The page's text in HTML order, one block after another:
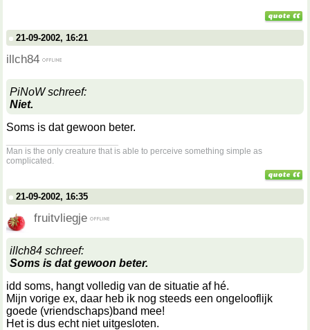
21-09-2002, 16:21
illch84
PiNoW schreef:
Niet.
Soms is dat gewoon beter.
Man is the only creature that is able to perceive something simple as
complicated.
21-09-2002, 16:35
fruitvliegje
illch84 schreef:
Soms is dat gewoon beter.
idd soms, hangt volledig van de situatie af hé.
Mijn vorige ex, daar heb ik nog steeds een ongelooflijk
goede (vriendschaps)band mee!
Het is dus echt niet uitgesloten.